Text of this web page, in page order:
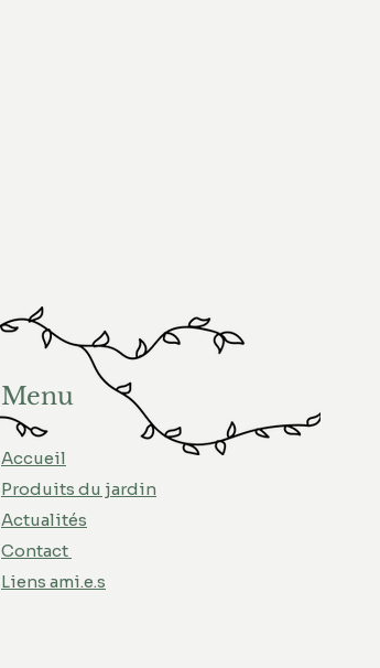
Menu
Accueil
Produits du jardin
Actualités
Contact
Liens ami.e.s